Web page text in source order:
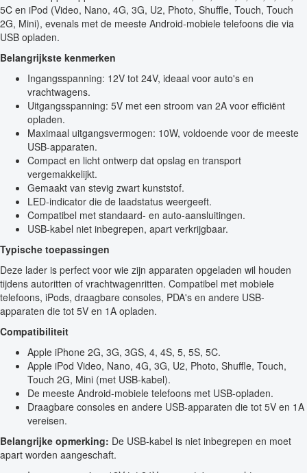
5C en iPod (Video, Nano, 4G, 3G, U2, Photo, Shuffle, Touch, Touch
2G, Mini), evenals met de meeste Android-mobiele telefoons die via
USB opladen.
Belangrijkste kenmerken
Ingangsspanning: 12V tot 24V, ideaal voor auto's en
vrachtwagens.
Uitgangsspanning: 5V met een stroom van 2A voor efficiënt
opladen.
Maximaal uitgangsvermogen: 10W, voldoende voor de meeste
USB-apparaten.
Compact en licht ontwerp dat opslag en transport
vergemakkelijkt.
Gemaakt van stevig zwart kunststof.
LED-indicator die de laadstatus weergeeft.
Compatibel met standaard- en auto-aansluitingen.
USB-kabel niet inbegrepen, apart verkrijgbaar.
Typische toepassingen
Deze lader is perfect voor wie zijn apparaten opgeladen wil houden
tijdens autoritten of vrachtwagenritten. Compatibel met mobiele
telefoons, iPods, draagbare consoles, PDA's en andere USB-
apparaten die tot 5V en 1A opladen.
Compatibiliteit
Apple iPhone 2G, 3G, 3GS, 4, 4S, 5, 5S, 5C.
Apple iPod Video, Nano, 4G, 3G, U2, Photo, Shuffle, Touch,
Touch 2G, Mini (met USB-kabel).
De meeste Android-mobiele telefoons met USB-opladen.
Draagbare consoles en andere USB-apparaten die tot 5V en 1A
vereisen.
Belangrijke opmerking: De USB-kabel is niet inbegrepen en moet
apart worden aangeschaft.